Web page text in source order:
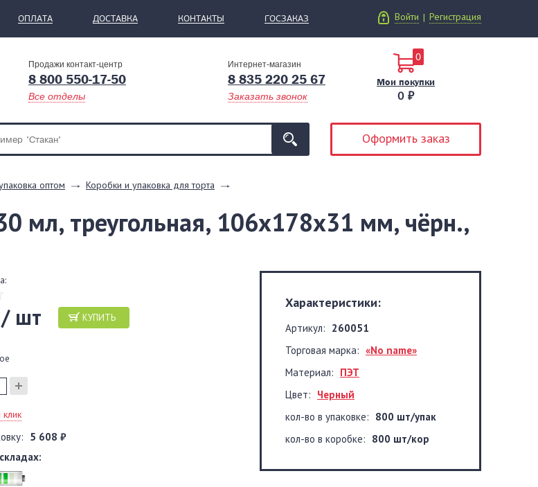
ОПЛАТА ДОСТАВКА КОНТАКТЫ ГОСЗАКАЗ Войти | Регистрация
Продажи контакт-центр
8 800 550-17-50
Все отделы
Интернет-магазин
8 835 220 25 67
Заказать звонок
0
Мои покупки
0 ₽
Оформить заказ
оптом
Коробки и упаковка для торта
мл, треугольная, 106х178х31 мм, чёрн.,
Характеристики:
Артикул: 260051
Торговая марка: «No name»
Материал: ПЭТ
Цвет: Черный
кол-во в упаковке: 800 шт/упак
кол-во в коробке: 800 шт/кор
/ шт КУПИТЬ
5 608 ₽